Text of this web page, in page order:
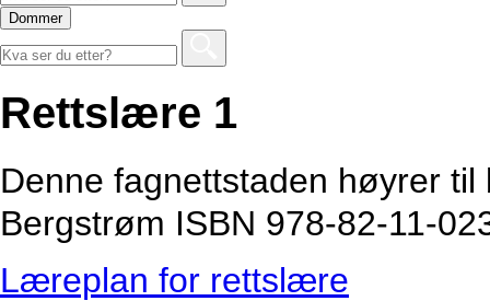
Dommer
Rettslære 1
Denne fagnettstaden høyrer
Bergstrøm ISBN 978-82-11-
Læreplan for rettslære